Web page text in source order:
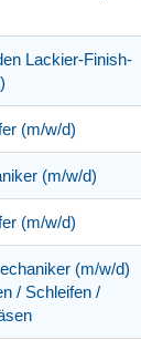
Lackier-Finish-
(m/w/d)
(m/w/d)
(m/w/d)
(m/w/d)
/ Schleifen /